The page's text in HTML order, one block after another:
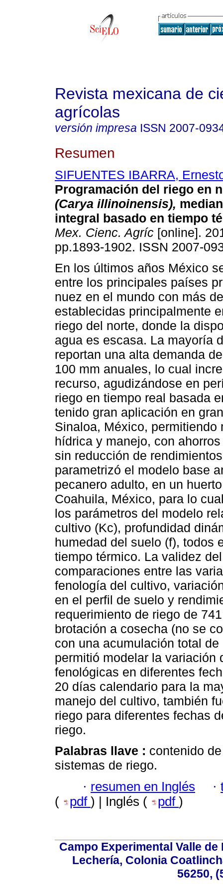
Revista mexicana de
agrícolas
versión impresa ISSN 2007-
Resumen
SIFUENTES IBARRA,
Programación del riego en
(Carya illinoinensis),
integral basado en tiempo
Mex. Cienc. Agríc [online].
pp.1893-1902. ISSN 2007-
En los últimos años México
entre los principales países
nuez en el mundo con más
establecidas principalmente
riego del norte, donde la
agua es escasa. La mayoría
reportan una alta demanda
100 mm anuales, lo cual
recurso, agudizándose en
riego en tiempo real basada
tenido gran aplicación en
Sinaloa, México,
hídrica y manejo, con
sin reducción de
parametrizó el modelo base
pecanero adulto, en un
Coahuila, México, para lo
los parámetros del modelo
cultivo (Kc), profundidad
humedad del suelo (f), todos
tiempo térmico. La validez
comparaciones entre las
fenología del cultivo,
en el perfil de suelo y
requerimiento de riego de
brotación a cosecha (no se
con una acumulación total
permitió modelar la variación
fenológicas en diferentes
20 días calendario para la
manejo del cultivo, también
riego para diferentes fechas
riego.
Palabras llave : contenido
sistemas de riego.
· resumen en Inglés ·
(
pdf ) | Inglés ( pdf )
Campo Experimental Valle
Lechería, Colonia
56250,